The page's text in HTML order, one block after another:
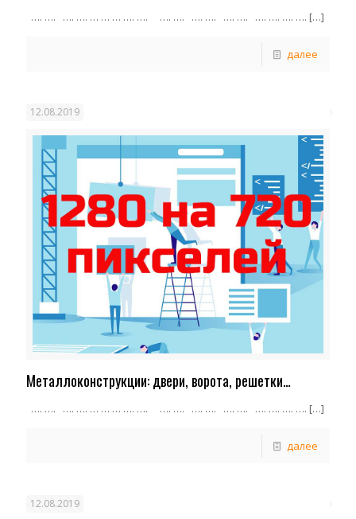
…. …. …. …. … … … …. …. …. …. …. …. …. …. …. …. …. …. […]
далее
12.08.2019
Металлоконструкции: двери, ворота, решетки…
…. …. …. …. … … … …. …. …. …. …. …. …. …. …. …. …. …. […]
далее
12.08.2019